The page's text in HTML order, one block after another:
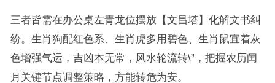
三者皆需在办公桌左青龙位摆放【文昌塔】化解文书纠
纷。生肖狗配红色系、生肖虎多用碧色、生肖鼠宜着灰
色增强气运，吉凶本无常，风水轮流转\”，把握农历闰
月关键节点调整策略，方能转危为安。